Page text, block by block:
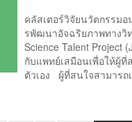
คลัสเตอร์วิจัยนวัตกรรม
รพัฒนาอัจฉริยภาพทางวิ
Science Talent Project
กับแพทย์เสมือนเพื่อให้ผู้ที่
ตัวเอง ผู้ที่สนใจสามารถ